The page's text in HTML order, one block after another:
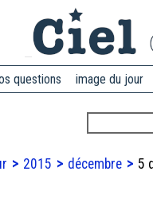
questions image du jour
2015 décembre 5